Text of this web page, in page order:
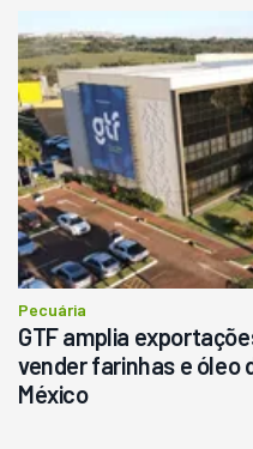
Pecuária
GTF amplia
vender farinhas e óleo
México